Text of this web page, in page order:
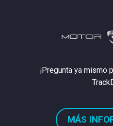
¡Pregunta ya mismo
MÁS